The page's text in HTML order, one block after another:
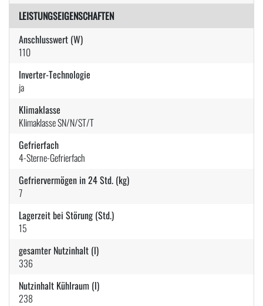
LEISTUNGSEIGENSCHAFTEN
Anschlusswert (W)
110
Inverter-Technologie
ja
Klimaklasse
Klimaklasse SN/N/ST/T
Gefrierfach
4-Sterne-Gefrierfach
Gefriervermögen in 24 Std. (kg)
7
Lagerzeit bei Störung (Std.)
15
gesamter Nutzinhalt (l)
336
Nutzinhalt Kühlraum (l)
238